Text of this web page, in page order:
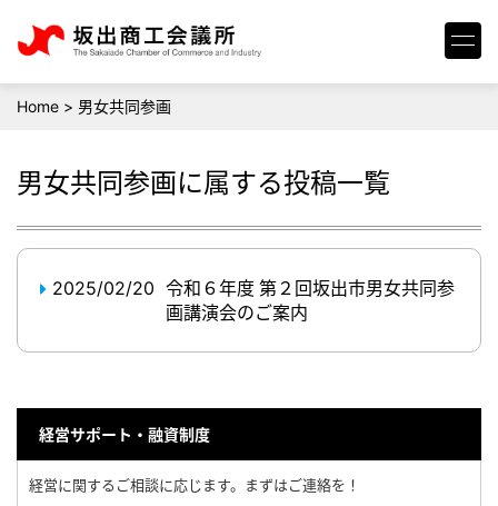
Home > 男女共同参画
男女共同参画に属する投稿一覧
2025/02/20 令和６年度 第２回坂出市男女共同参
画講演会のご案内
経営サポート・融資制度
経営に関するご相談に応じます。まずはご連絡を！